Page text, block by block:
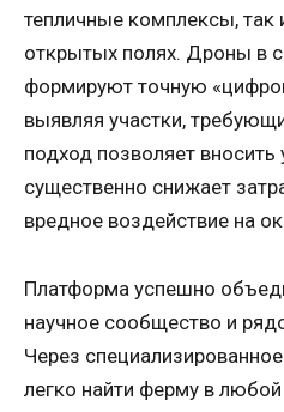
тепличные комплексы, так
открытых полях. Дроны в
формируют точную
выявляя участки,
подход позволяет вносить
существенно снижает
вредное воздействие на
Платформа успешно
научное сообщество и
Через
легко найти ферму в